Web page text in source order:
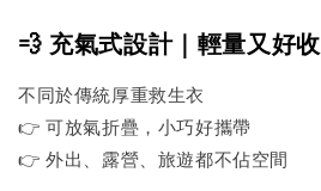
💨 充氣式設計｜輕量又好收
不同於傳統厚重救生衣
👉 可放氣折疊，小巧好攜帶
👉 外出、露營、旅遊都不佔空間